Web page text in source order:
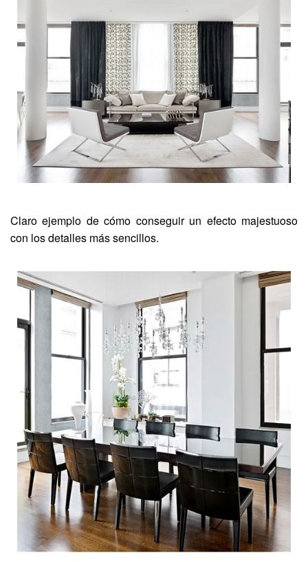
Claro ejemplo de cómo conseguir un efecto majestuoso
con los detalles más sencillos.